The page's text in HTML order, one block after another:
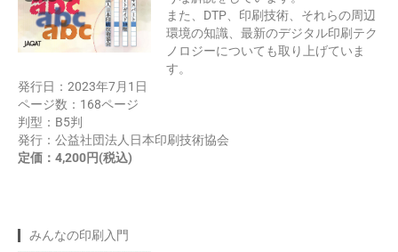
また、DTP、印刷技術、それらの周辺
環境の知識、最新のデジタル印刷テク
ノロジーについても取り上げていま
す。
発行日：2023年7月1日
ページ数：168ページ
判型：B5判
発行：公益社団法人日本印刷技術協会
定価：4,200円(税込)
みんなの印刷入門